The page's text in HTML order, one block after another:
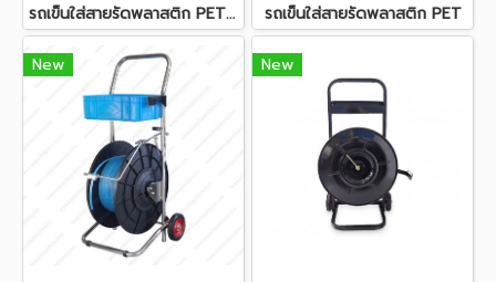
รถเข็นใส่สายรัดพลาสติก PET รุ่น P400 รถเข็นใส่สายรัดพลาสติก PET
New New